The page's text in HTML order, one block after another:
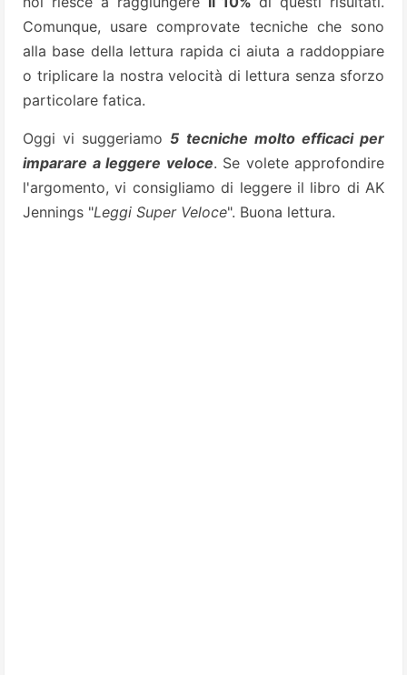
Comunque, usare comprovate tecniche che sono
alla base della lettura rapida ci aiuta a raddoppiare
o triplicare la nostra velocità di lettura senza sforzo
particolare fatica.
Oggi vi suggeriamo5 tecniche molto efficaci per
imparare a leggere veloce. Se volete approfondire
l'argomento, vi consigliamo di leggere il libro di AK
Jennings "Leggi Super Veloce". Buona lettura.